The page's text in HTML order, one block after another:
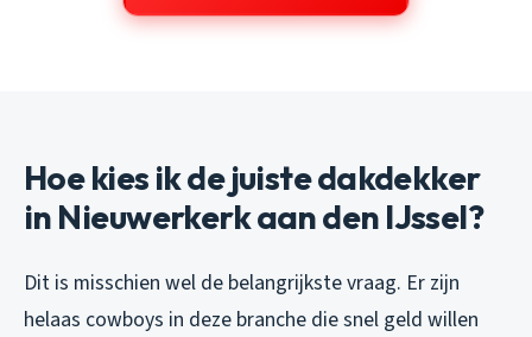
Hoe kies ik de juiste dakdekker
in Nieuwerkerk aan den IJssel?
Dit is misschien wel de belangrijkste vraag. Er zijn
helaas cowboys in deze branche die snel geld willen